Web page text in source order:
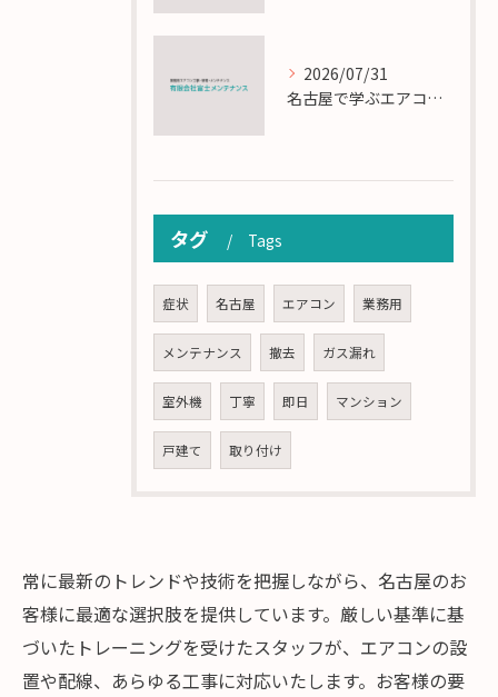
2026/07/31
名古屋で学ぶエアコン設置とメンテの匠の技
タグ Tags
症状 名古屋 エアコン 業務用
メンテナンス 撤去 ガス漏れ
室外機 丁寧 即日 マンション
戸建て 取り付け
常に最新のトレンドや技術を把握しながら、名古屋のお
客様に最適な選択肢を提供しています。厳しい基準に基
づいたトレーニングを受けたスタッフが、エアコンの設
置や配線、あらゆる工事に対応いたします。お客様の要